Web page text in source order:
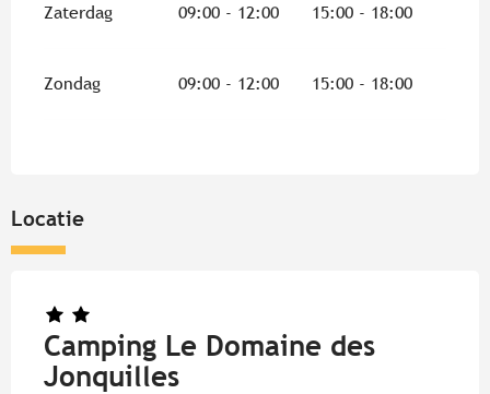
Zaterdag 09:00 - 12:00 15:00 - 18:00
Zondag 09:00 - 12:00 15:00 - 18:00
Locatie
Camping Le Domaine des
Jonquilles